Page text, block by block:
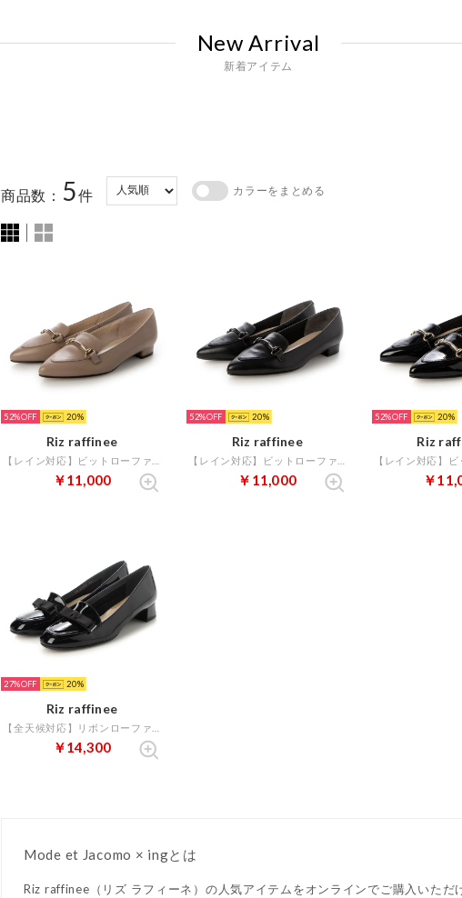
New Arrival
新着アイテム
商品数： 5件 カラーをまとめる
52% 20
Riz raffinee
￥11,000
52% 20
Riz raffinee
￥11,000
52% 20
Riz
￥
27% 20
Riz raffinee
￥14,300
Mode et Jacomo × ingとは
Riz raffinee（リズ ラフィーネ）の人気アイテムをオンラインでご購入いただ